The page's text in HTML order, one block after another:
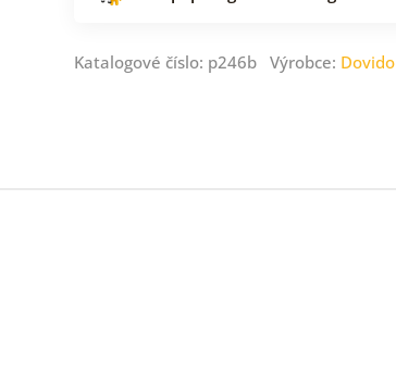
Katalogové číslo: p246b Výrobce: Dovido